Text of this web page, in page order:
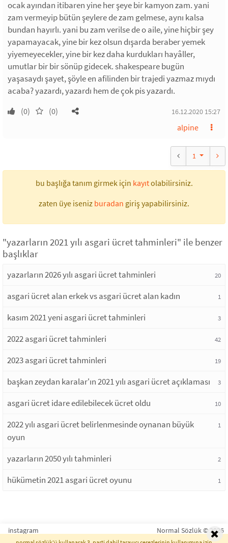
ocak ayından itibaren yine her şeye bir kamyon zam. yani
zam vermeyip bütün şeylere de zam gelmese, aynı kalsa
bundan hayırlı. yani bu zam verilse de o aile, yine hiçbir şey
yapamayacak, yine bir kez olsun dışarda beraber yemek
yiyemeyecekler, yine bir kez daha kurdukları hayâller,
umutlar bir bir sönüp gidecek. shakespeare bugün
yaşasaydı şayet, şöyle en afilinden bir trajedi yazmaz mıydı
acaba? yazardı, yazardı hem de çok pis yazardı.
(0) (0) 16.12.2020 15:27
alpine
1
bu başlığa tanım girmek için kayıtolabilirsiniz.
zaten üye iseniz buradan giriş yapabilirsiniz.
"yazarların 2021 yılı asgari ücret tahminleri" ile benzer
başlıklar
yazarların 2026 yılı asgari ücret tahminleri 20
asgari ücret alan erkek vs asgari ücret alan kadın 1
kasım 2021 yeni asgari ücret tahminleri 3
2022 asgari ücret tahminleri 42
2023 asgari ücret tahminleri 19
başkan zeydan karalar'ın 2021 yılı asgari ücret açıklaması 3
asgari ücret idare edilebilecek ücret oldu 10
2022 yılı asgari ücret belirlenmesinde oynanan büyük
oyun
1
yazarların 2050 yılı tahminleri 2
hükümetin 2021 asgari ücret oyunu 1
instagram Normal Sözlük © 2026